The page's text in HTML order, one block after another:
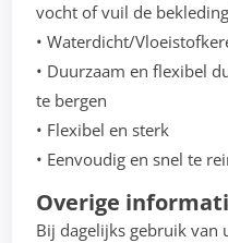
vocht of vuil de
• Waterdicht/
• Duurzaam en flexibel
te bergen
• Flexibel en sterk
• Eenvoudig en snel te
Overige
Bij dagelijks gebruik van